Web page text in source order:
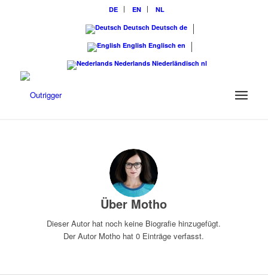
DE EN
NL
Deutsch Deutsch de
English Englisch en
Nederlands Niederländisch nl
Über Motho
Dieser Autor hat noch keine Biografie hinzugefügt.
Der Autor Motho hat 0 Einträge verfasst.